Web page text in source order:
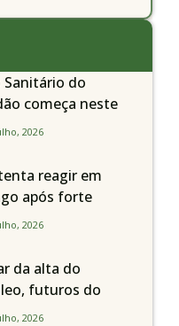
Sanitário do
começa neste
dia 1º de agosto,
2026
reagir em
após forte
portos
150/sc
2026
da alta do
futuros do
em
2026